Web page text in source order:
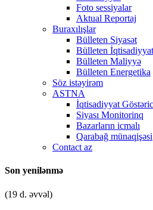
Foto sessiyalar
Aktual Reportaj
Buraxılışlar
Bülleten Siyasət
Bülleten İqtisadiyyat
Bülleten Maliyyə
Bülleten Energetika
Söz istəyirəm
ASTNA
İqtisadiyyat
Siyası Monitorinq
Bazarların icmalı
Qarabağ münaqişəsi
Contact az
Son yenilənmə
(19 d. əvvəl)